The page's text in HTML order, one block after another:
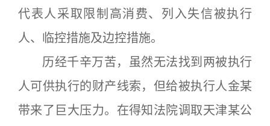
代表人采取限制高消费、列入失信被执行
人、临控措施及边控措施。
历经千辛万苦，虽然无法找到两被执行
人可供执行的财产线索，但给被执行人金某
带来了巨大压力。在得知法院调取天津某公